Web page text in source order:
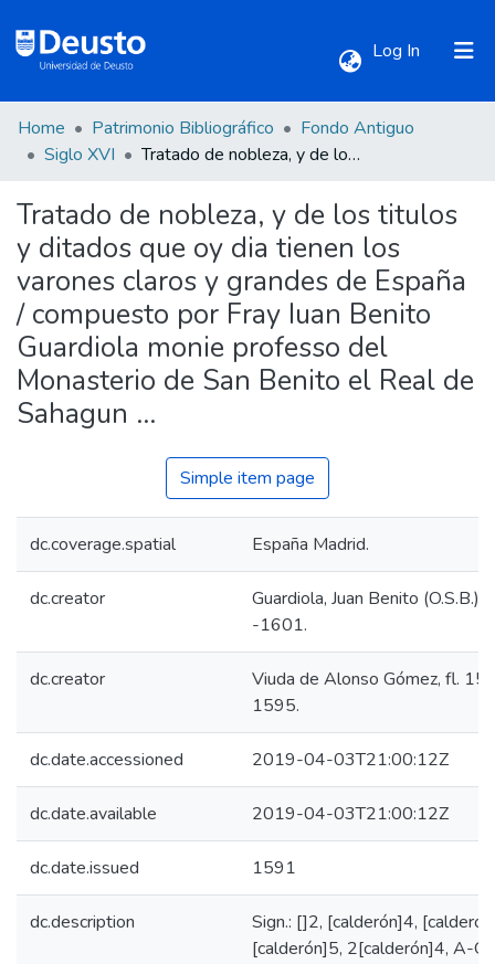
Log In (current)
Communities & Collections
All of DSpace
Statistics
Home Patrimonio Bibliográfico
Fondo Antiguo
Siglo XVI
Tratado de nobleza, y de los titulos y ditados que oy dia tienen los varones claros y grandes de España / compuesto por Fray Iuan Benito Guardiola monie professo del Monasterio de San Benito el Real de Sahagun ...
Tratado de nobleza, y de los titulos
y ditados que oy dia tienen los
varones claros y grandes de España
/ compuesto por Fray Iuan Benito
Guardiola monie professo del
Monasterio de San Benito el Real de
Sahagun ...
Simple item page
dc.coverage.spatial España Madrid.
dc.creator
Guardiola, Juan Benito (O.S.B.),
-1601.
dc.creator
Viuda de Alonso Gómez, fl.
1595.
dc.date.accessioned 2019-04-03T21:00:12Z
dc.date.available 2019-04-03T21:00:12Z
dc.date.issued 1591
dc.description
Sign.: []2, [calderón]4,
[calderón]5, 2[calderón]4, A-